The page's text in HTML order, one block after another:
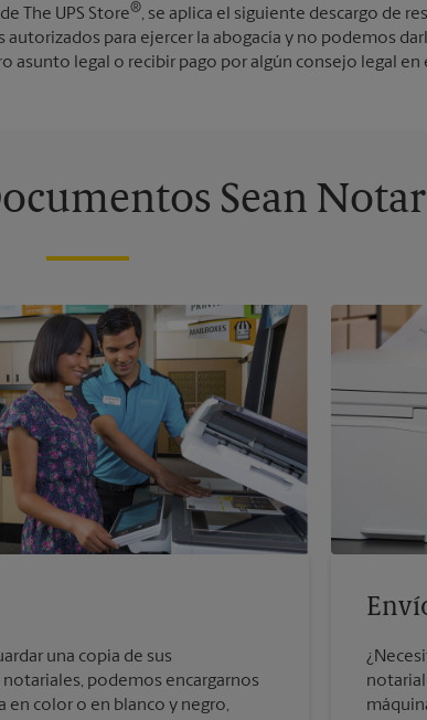
The UPS Store®, se aplica el siguiente descargo de
autorizados para ejercer la abogacía y no podemos
asunto legal o recibir pago por algún consejo legal
Sean
una copia de sus
podemos encargarnos
en color o en blanco y negro,